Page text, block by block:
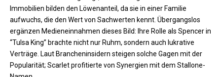
Immobilien bilden den Löwenanteil, da sie in einer Familie
aufwuchs, die den Wert von Sachwerten kennt. Übergangslos
ergänzen Medieneinnahmen dieses Bild: Ihre Rolle als Spencer in
“Tulsa King” brachte nicht nur Ruhm, sondern auch lukrative
Verträge. Laut Brancheninsidern steigen solche Gagen mit der
Popularität; Scarlet profitierte von Synergien mit dem Stallone-